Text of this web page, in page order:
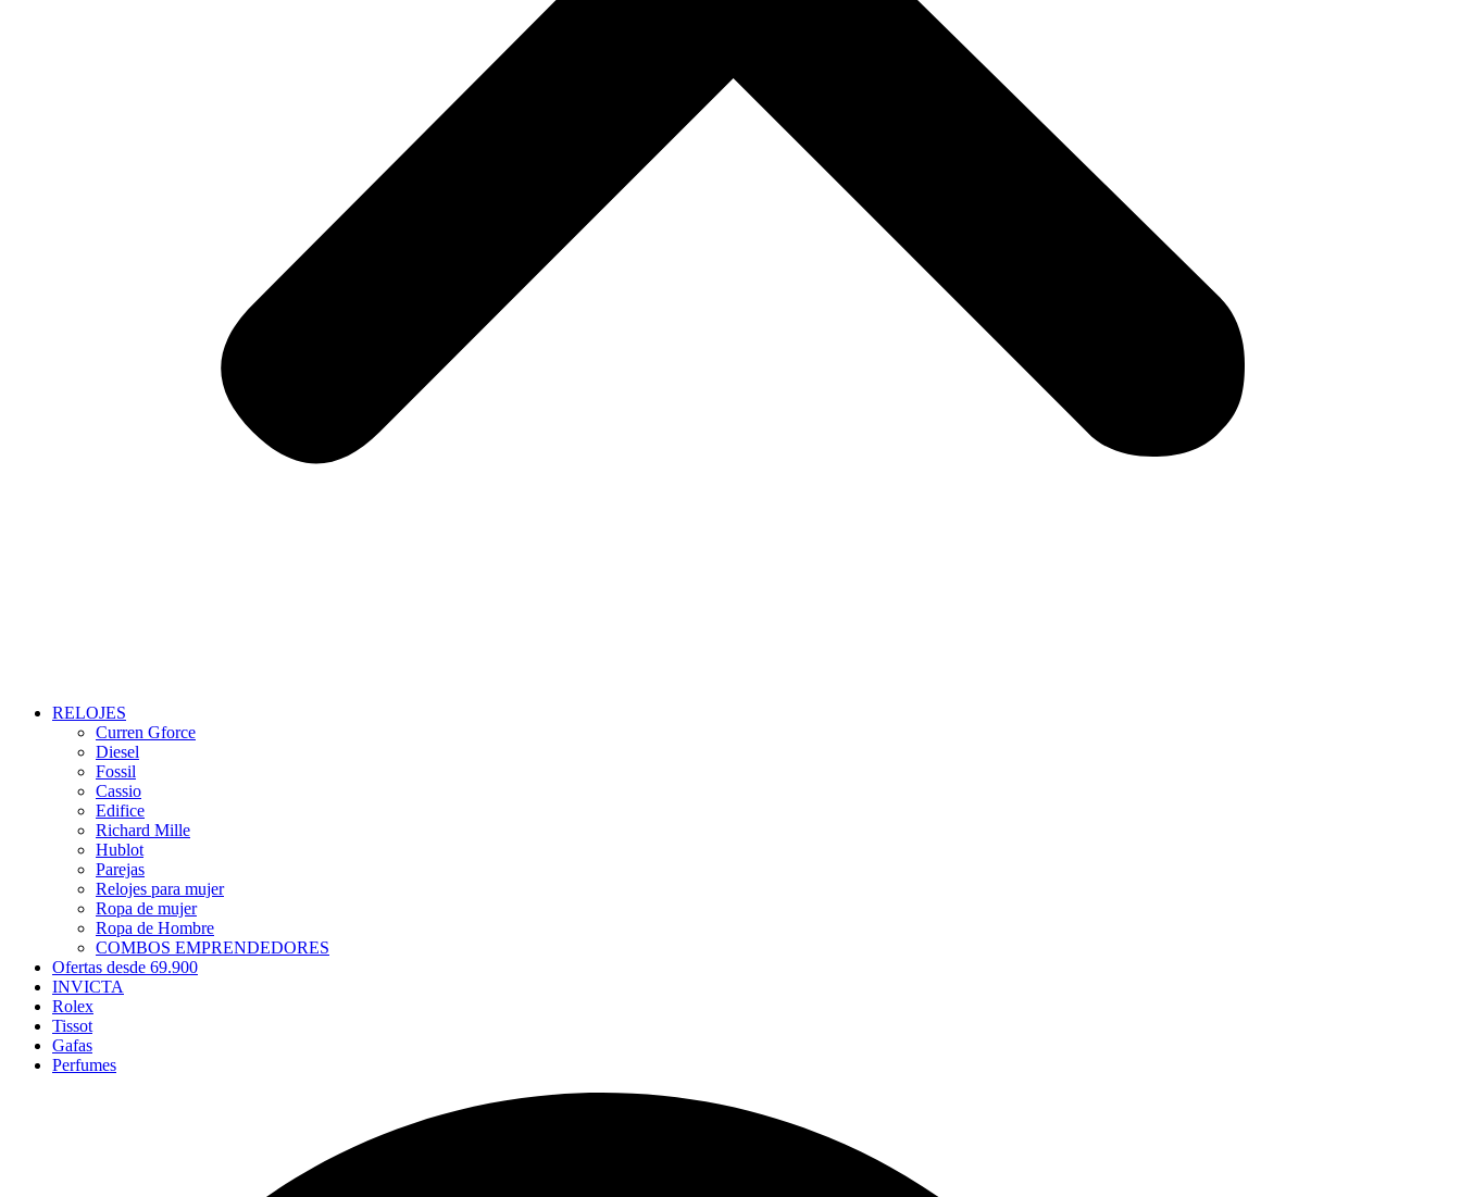
RELOJES
Curren Gforce
Diesel
Fossil
Cassio
Edifice
Richard Mille
Hublot
Parejas
Relojes para mujer
Ropa de mujer
Ropa de Hombre
COMBOS EMPRENDEDORES
Ofertas desde 69.900
INVICTA
Rolex
Tissot
Gafas
Perfumes